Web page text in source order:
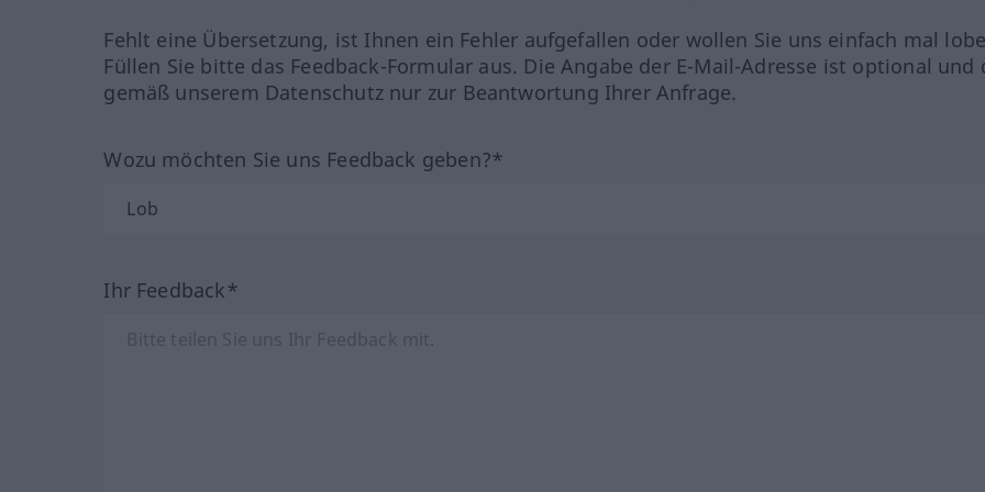
Fehlt eine Übersetzung, ist Ihnen ein Fehler aufgefallen oder wollen Sie uns einfach mal
Füllen Sie bitte das Feedback-Formular aus. Die Angabe der E-Mail-Adresse ist optional und
gemäß unserem Datenschutz nur zur Beantwortung Ihrer Anfrage.
Wozu möchten Sie uns Feedback geben?*
Ihr Feedback*